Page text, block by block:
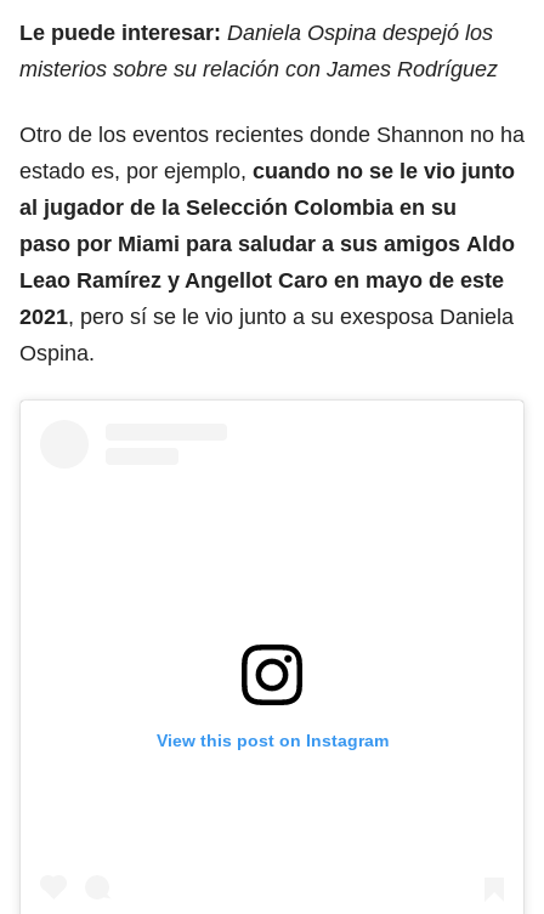
Le puede interesar: Daniela Ospina despejó los
misterios sobre su relación con James Rodríguez
Otro de los eventos recientes donde Shannon no ha
estado es, por ejemplo, cuando no se le vio junto
al jugador de la Selección Colombia en su
paso por Miami para saludar a sus amigos Aldo
Leao Ramírez y Angellot Caro en mayo de este
2021, pero sí se le vio junto a su exesposa Daniela
Ospina.
View this post on Instagram